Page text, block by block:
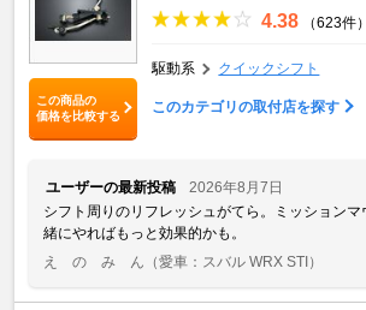
この商品の
価格を比較する
4.38 （623件）
駆動系 クイックシフト
このカテゴリの取付店を探す
ユーザーの最新投稿
2026年8月7日
シフト周りのリフレッシュがてら。ミッション
緒にやればもっと効果的かも。
え の み ん （愛車：スバル WRX STI）